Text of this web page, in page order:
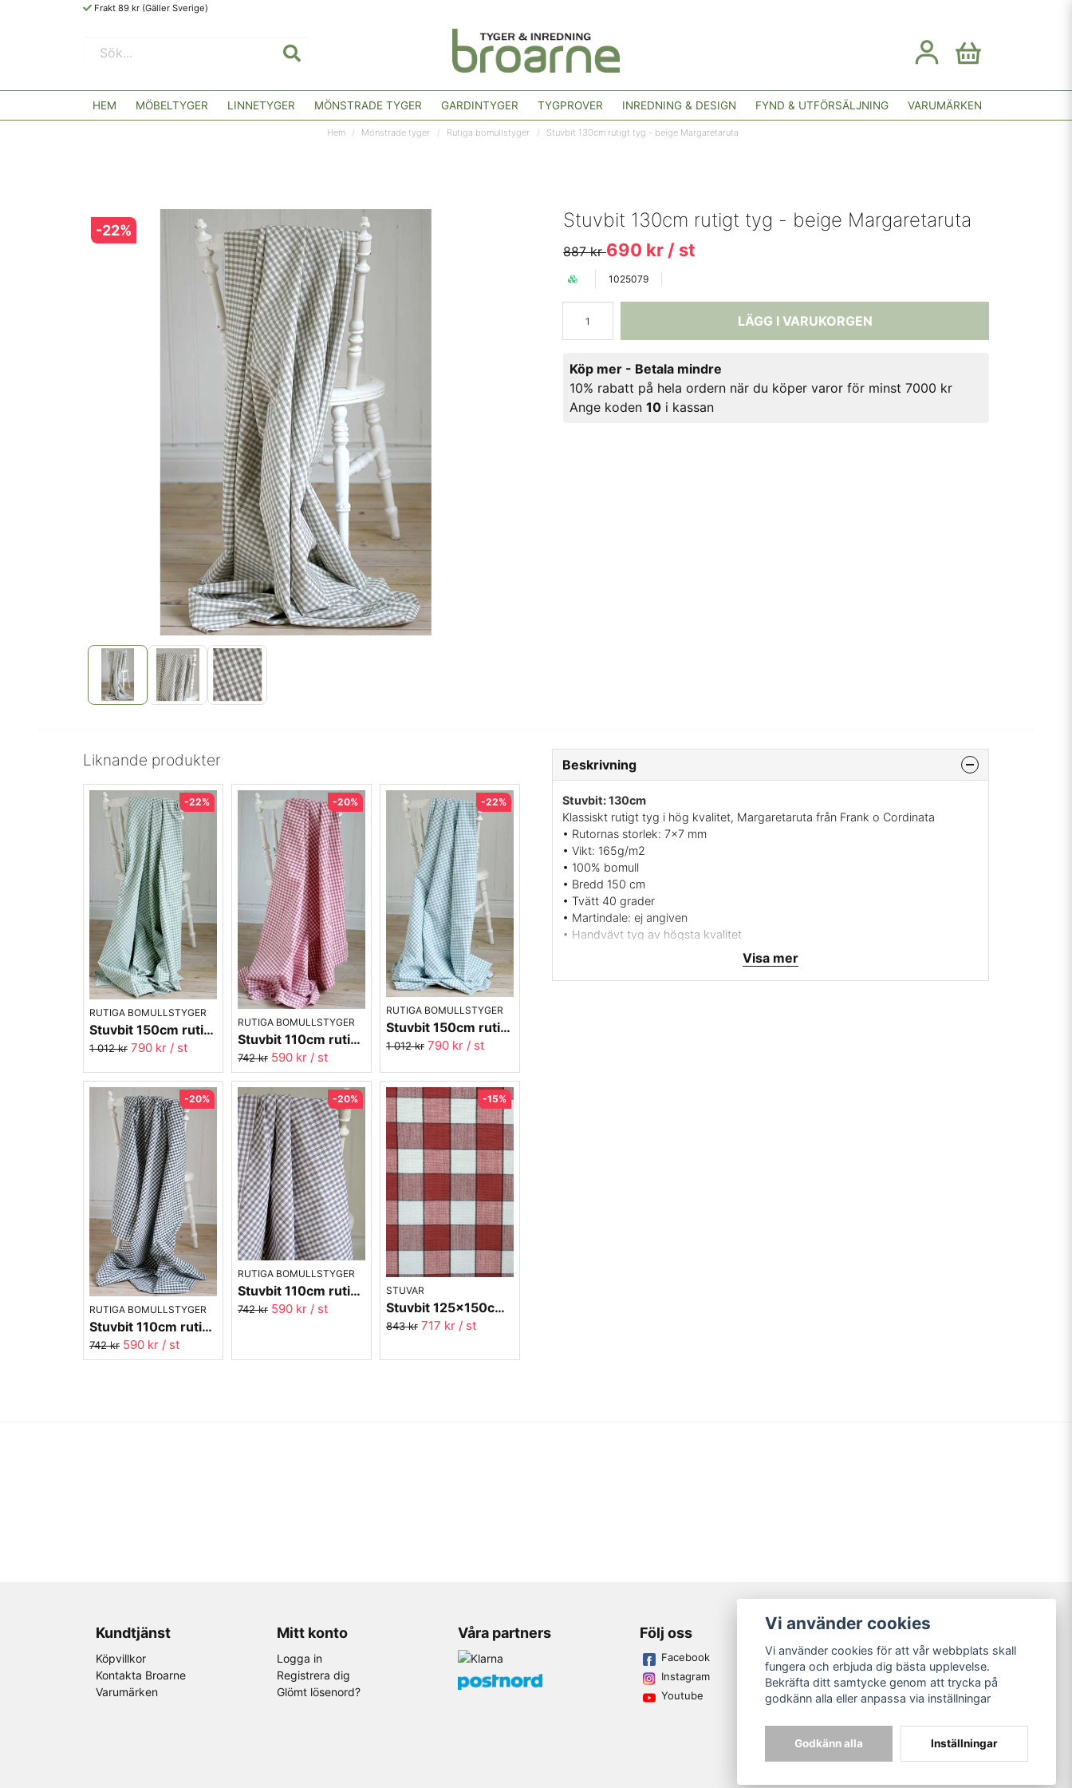
Frakt 89 kr (Gäller Sverige)
HEM MÖBELTYGER LINNETYGER MÖNSTRADE TYGER GARDINTYGER TYGPROVER INREDNING & DESIGN FYND & UTFÖRSÄLJNING VARUMÄRKEN
Hem Mönstrade tyger Rutiga bomullstyger Stuvbit 130cm rutigt tyg - beige Margaretaruta
-22% Stuvbit 130cm rutigt tyg - beige Margaretaruta
887 kr690 kr / st
1025079
LÄGG I VARUKORGEN
Köp mer - Betala mindre
10% rabatt på hela ordern när du köper varor för minst 7000 kr
Ange koden10 i kassan
Liknande produkter
RUTIGA BOMULLSTYGER
Stuvbit 150cm rutigt tyg - grön Margaretaruta
1 012 kr 790 kr / st
-22%
RUTIGA BOMULLSTYGER
Stuvbit 110cm rutigt tyg - rosa Margaretaruta
742 kr 590 kr / st
-20%
RUTIGA BOMULLSTYGER
Stuvbit 150cm rutigt tyg - turkos Margaretaruta
1 012 kr 790 kr / st
-22%
RUTIGA BOMULLSTYGER
Stuvbit 110cm rutigt tyg - svart Margaretaruta
742 kr 590 kr / st
-20%
RUTIGA BOMULLSTYGER
Stuvbit 110cm rutigt tyg - lila Margaretaruta
742 kr 590 kr / st
-20%
STUVAR
Stuvbit 125x150cm - Kavaljersruta 1020-13 röd
843 kr 717 kr / st
-15%
Beskrivning
Stuvbit: 130cm
Klassiskt rutigt tyg i hög kvalitet, Margaretaruta från Frank o Cordinata
• Rutornas storlek: 7x7 mm
• Vikt: 165g/m2
• 100% bomull
• Bredd 150 cm
• Tvätt 40 grader
• Martindale: ej angiven
• Handvävt tyg av högsta kvalitet
Visa mer
Kundtjänst
Köpvillkor
Kontakta Broarne
Varumärken
Mitt konto
Logga in
Registrera dig
Glömt lösenord?
Våra partners Följ oss
Facebook
Instagram
Youtube
Broarne AB
© Copyright
Vi använder cookies
Vi använder cookies för att vår webbplats skall
fungera och erbjuda dig bästa upplevelse.
Bekräfta ditt samtycke genom att trycka på
godkänn alla eller anpassa via inställningar
Godkänn alla Inställningar